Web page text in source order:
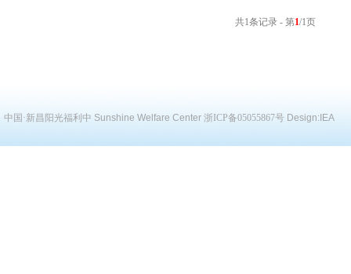
共1条记录 - 第1/1页
中国·新昌阳光福利中 Sunshine Welfare Center 浙ICP备05055867号 Design: IEA